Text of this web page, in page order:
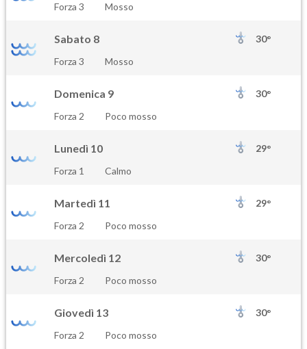
Forza 3
Mosso
Sabato 8
30°
Forza 3
Mosso
Domenica 9
30°
Forza 2
Poco mosso
Lunedì 10
29°
Forza 1
Calmo
Martedì 11
29°
Forza 2
Poco mosso
Mercoledì 12
30°
Forza 2
Poco mosso
Giovedì 13
30°
Forza 2
Poco mosso